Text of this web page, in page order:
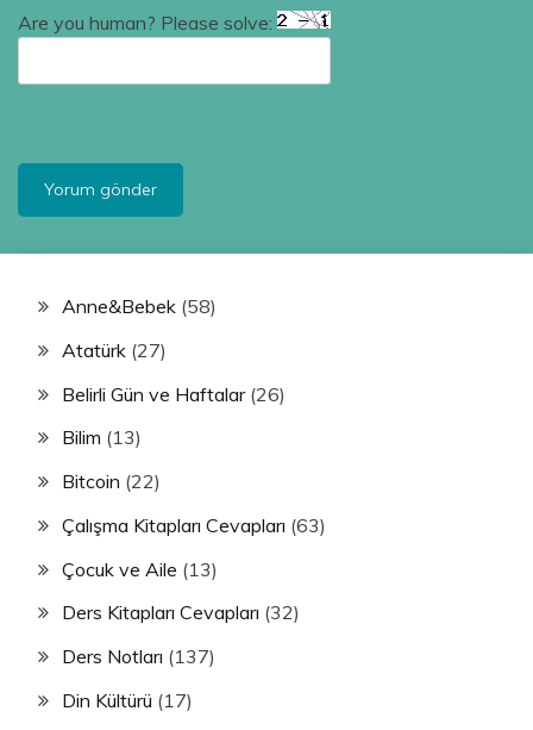
Are you human? Please solve:
Anne&Bebek (58)
Atatürk (27)
Belirli Gün ve Haftalar(26)
Bilim (13)
Bitcoin (22)
Çalışma Kitapları Cevapları (63)
Çocuk ve Aile (13)
Ders Kitapları Cevapları (32)
Ders Notları (137)
Din Kültürü (17)